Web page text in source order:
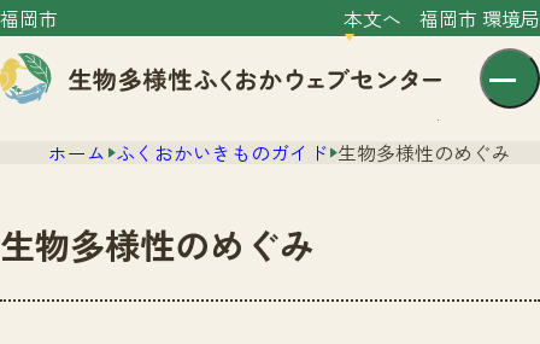
福岡市 本文へ 福岡市 環境局
センター紹介
ホーム ふくおかいきものガイド 生物多様性のめぐみ
生物多様性のめぐみ